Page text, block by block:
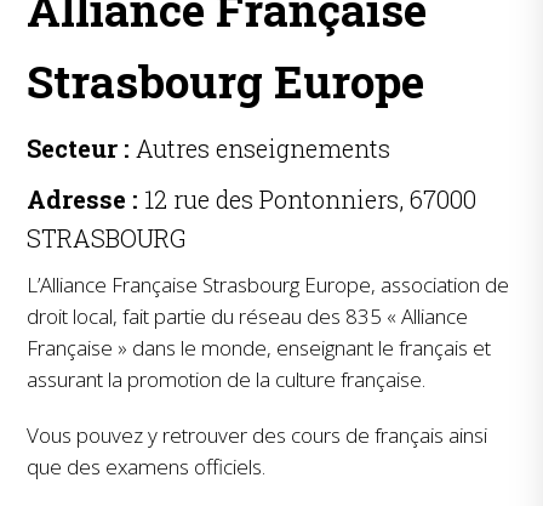
Strasbourg Europe
Secteur : Autres enseignements
Adresse : 12 rue des Pontonniers, 67000
STRASBOURG
L’Alliance Française Strasbourg Europe, association de
droit local, fait partie du réseau des 835 « Alliance
Française » dans le monde, enseignant le français et
assurant la promotion de la culture française.
Vous pouvez y retrouver des cours de français ainsi
que des examens officiels.